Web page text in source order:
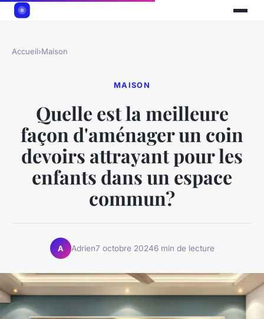
Accueil›Maison
MAISON
Quelle est la meilleure
façon d'aménager un coin
devoirs attrayant pour les
enfants dans un espace
commun?
A Adrien7 octobre 20246 min de lecture